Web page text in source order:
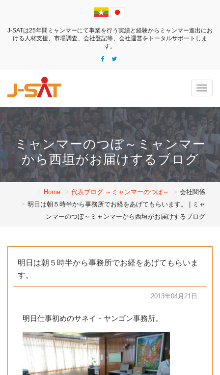
J-SATは25年間ミャンマーにて事業を行う実績と経験からミャンマー進出にお
ける 人材支援、市場調査、会社登記等、会社運営をトータルサポートしま
す。
ミャンマーのつぼ～ミャンマー
から西垣がお届けするブログ
Home 代表ブログ ～ミャンマーのつぼ～
会社関係
明日は朝５時半から事務所でお経をあげてもらいます。 | ミャ
ンマーのつぼ～ミャンマーから西垣がお届けするブログ
明日は朝５時半から事務所でお経をあげてもらいま
す。
2013年04月21日
明日仕事初めのサネイ・ヤンゴン事務所。